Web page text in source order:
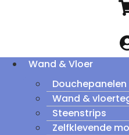
Wand & Vloer
Douchepanelen
Wand &
Steenstrips
Zelfklevende